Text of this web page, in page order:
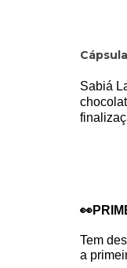
Sabiá
Tem
a